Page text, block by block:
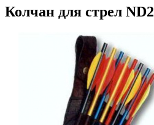
Колчан для стрел ND2